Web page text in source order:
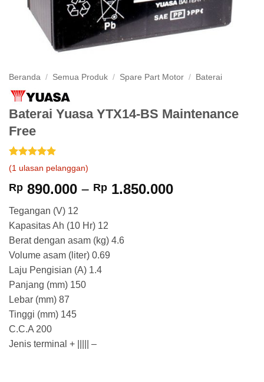
Beranda / Semua Produk / Spare Part Motor / Baterai
Baterai Yuasa YTX14-BS Maintenance
Free
Peringkat5
dari 5
berdasarkan
1
penilaian
(1 ulasan pelanggan)
Rp 890.000 – Rp 1.850.000Rentang
Tegangan (V) 12
Kapasitas Ah (10 Hr) 12
Berat dengan asam (kg) 4.6
Volume asam (liter) 0.69
Laju Pengisian (A) 1.4
Panjang (mm) 150
Lebar (mm) 87
Tinggi (mm) 145
C.C.A 200
Jenis terminal + ||||| –